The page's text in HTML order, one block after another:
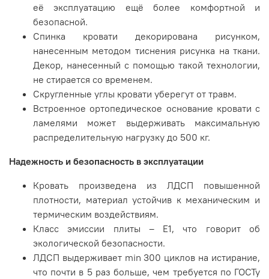
её эксплуатацию ещё более комфортной и
безопасной.
Спинка кровати декорирована рисунком,
нанесенным методом тиснения рисунка на ткани.
Декор, нанесенный с помощью такой технологии,
не стирается со временем.
Скругленные углы кровати уберегут от травм.
Встроенное ортопедическое основание кровати с
ламелями может выдерживать максимальную
распределительную нагрузку до 500 кг.
Надежность и безопасность в эксплуатации
Кровать произведена из ЛДСП повышенной
плотности, материал устойчив к механическим и
термическим воздействиям.
Класс эмиссии плиты – Е1, что говорит об
экологической безопасности.
ЛДСП выдерживает min 300 циклов на истирание,
что почти в 5 раз больше, чем требуется по ГОСТу